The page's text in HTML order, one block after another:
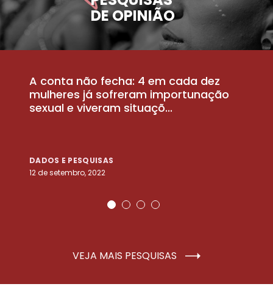
DE OPINIÃO
A conta não fecha: 4 em cada dez
mulheres já sofreram importunação
sexual e viveram situaçõ...
DADOS E PESQUISAS
12 de setembro, 2022
VEJA MAIS PESQUISAS